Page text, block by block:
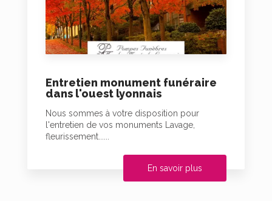
Entretien monument funéraire
dans l'ouest lyonnais
Nous sommes à votre disposition pour
l'entretien de vos monuments Lavage,
fleurissement......
En savoir plus